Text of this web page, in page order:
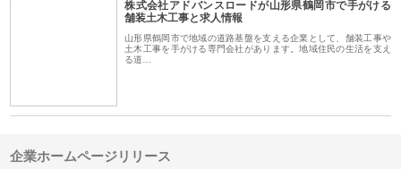
株式会社アドバンスロードが山形県鶴岡市で手がける
舗装土木工事と求人情報
山形県鶴岡市で地域の道路基盤を支える企業として、舗装工事や
土木工事を手がける専門会社があります。地域住民の生活を支え
る道…
企業ホームページリリース